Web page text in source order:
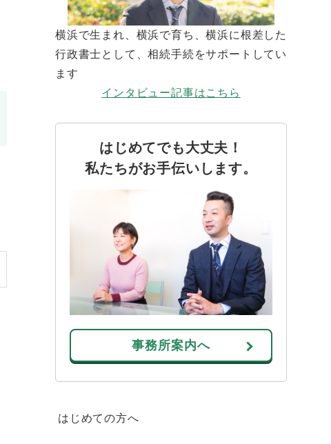
横浜で生まれ、横浜で育ち、横浜に根差した
行政書士として、相続手続をサポートしてい
ます
インタビュー記事はこちら
はじめてでも大丈夫！
私たちがお手伝いします。
事務所案内へ
はじめての方へ